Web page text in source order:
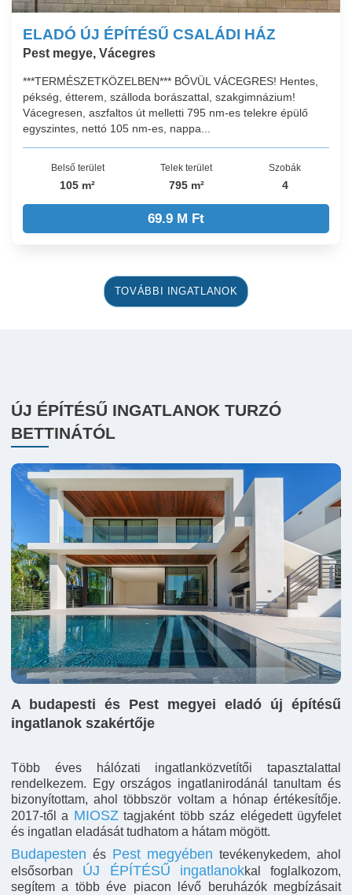
ELADÓ ÚJ ÉPÍTÉSŰ CSALÁDI HÁZ
Pest megye, Vácegres
***TERMÉSZETKÖZELBEN*** BŐVÜL VÁCEGRES! Hentes,
pékség, étterem, szálloda borászattal, szakgimnázium!
Vácegresen, aszfaltos út melletti 795 nm-es telekre épülő
egyszintes, nettó 105 nm-es, nappa...
Belső terület
105 m²
Telek terület
795 m²
Szobák
4
69.9 M Ft
TOVÁBBI INGATLANOK
ÚJ ÉPÍTÉSŰ INGATLANOK TURZÓ
BETTINÁTÓL
A budapesti és Pest megyei eladó új építésű
ingatlanok szakértője
Több éves hálózati ingatlanközvetítői tapasztalattal
rendelkezem. Egy országos ingatlanirodánál tanultam és
bizonyítottam, ahol többször voltam a hónap értékesítője.
2017-től a MIOSZtagjaként több száz elégedett ügyfelet
és ingatlan eladását tudhatom a hátam mögött.
Budapesten és Pest megyében tevékenykedem, ahol
elsősorban ÚJ ÉPÍTÉSŰ ingatlanokkal foglalkozom,
segítem a több éve piacon lévő beruházók megbízásait